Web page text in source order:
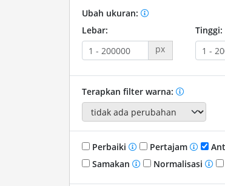
Ubah ukuran:
Lebar:
px
Tinggi:
Terapkan filter warna:
Perbaiki Pertajam
Samakan
Normalisasi